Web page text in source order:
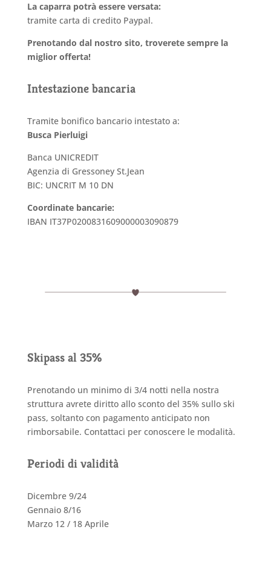
La caparra potrà essere versata:
tramite carta di credito Paypal.
Prenotando dal nostro sito, troverete sempre la
miglior offerta!
Intestazione bancaria
Tramite bonifico bancario intestato a:
Busca Pierluigi
Banca UNICREDIT
Agenzia di Gressoney St.Jean
BIC: UNCRIT M 10 DN
Coordinate bancarie:
IBAN IT37P0200831609000003090879
Skipass al 35%
Prenotando un minimo di 3/4 notti nella nostra
struttura avrete diritto allo sconto del 35% sullo ski
pass, soltanto con pagamento anticipato non
rimborsabile. Contattaci per conoscere le modalità.
Periodi di validità
Dicembre 9/24
Gennaio 8/16
Marzo 12 / 18 Aprile